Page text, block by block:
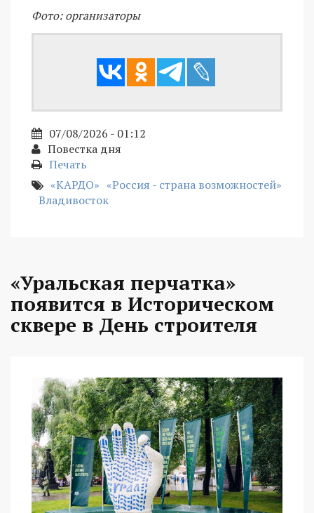
Фото: организаторы
07/08/2026 - 01:12
Повестка дня
Печать
«КАРДО» «Россия - страна возможностей»
Владивосток
«Уральская перчатка»
появится в Историческом
сквере в День строителя